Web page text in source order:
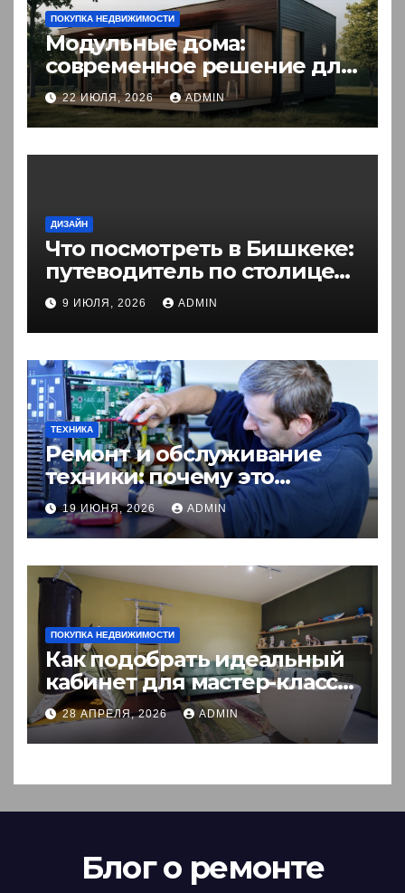
ПОКУПКА НЕДВИЖИМОСТИ
Модульные дома:
современное решение для
комфортного житья
22 ИЮЛЯ, 2026 ADMIN
ДИЗАЙН
Что посмотреть в Бишкеке:
путеводитель по столице
Кыргызстана
9 ИЮЛЯ, 2026 ADMIN
ТЕХНИКА
Ремонт и обслуживание
техники: почему это
выгоднее покупки новой?
19 ИЮНЯ, 2026 ADMIN
ПОКУПКА НЕДВИЖИМОСТИ
Как подобрать идеальный
кабинет для мастер-класса:
пошаговый гид
28 АПРЕЛЯ, 2026 ADMIN
Блог о ремонте